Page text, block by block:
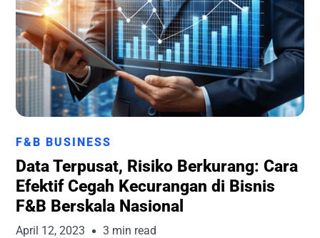
Runchise Team
F&B BUSINESS
Data Terpusat, Risiko Berkurang: Cara
Efektif Cegah Kecurangan di Bisnis
F&B Berskala Nasional
April 12, 2023 3 min read